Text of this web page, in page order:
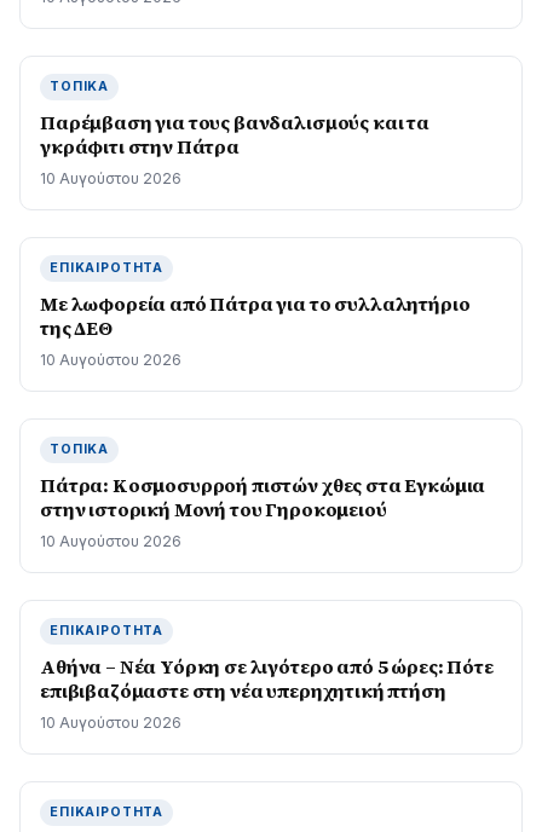
ΤΟΠΙΚΆ
Παρέμβαση για τους βανδαλισμούς και τα
γκράφιτι στην Πάτρα
10 Αυγούστου 2026
ΕΠΙΚΑΙΡΌΤΗΤΑ
Με λωφορεία από Πάτρα για το συλλαλητήριο
της ΔΕΘ
10 Αυγούστου 2026
ΤΟΠΙΚΆ
Πάτρα: Κοσµοσυρροή πιστών χθες στα Εγκώµια
στην ιστορική Μονή του Γηροκοµειού
10 Αυγούστου 2026
ΕΠΙΚΑΙΡΌΤΗΤΑ
Αθήνα – Νέα Υόρκη σε λιγότερο από 5 ώρες: Πότε
επιβιβαζόμαστε στη νέα υπερηχητική πτήση
10 Αυγούστου 2026
ΕΠΙΚΑΙΡΌΤΗΤΑ